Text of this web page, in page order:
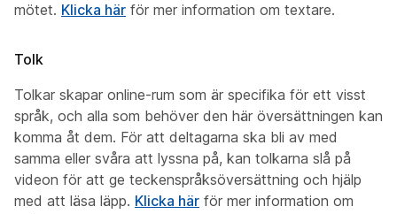
mötet. Klicka här för mer information om textare.
Tolk
Tolkar skapar online-rum som är specifika för ett visst
språk, och alla som behöver den här översättningen kan
komma åt dem. För att deltagarna ska bli av med
samma eller svåra att lyssna på, kan tolkarna slå på
videon för att ge teckenspråksöversättning och hjälp
med att läsa läpp. Klicka här för mer information om